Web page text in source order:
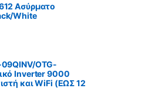
Ασύρματο
White
OTG-
Inverter 9000
και WiFi (ΕΩΣ 12